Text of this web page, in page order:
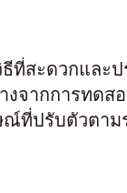
ที่สะดวกและ
จากการทดส
ณ์ที่ปรับตัวต